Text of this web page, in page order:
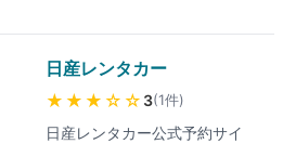
主要駅・空港近郊が中心です
を段階的にカーシェアリング拠
点へ転換しています。
Wikipedia情報では滋賀県を含
ル・ポイント還元などが特徴で
す。最新の料金は公式サイトで
ご確認ください。対応エリアは
す。多くの店舗がガソリンスタ
ンドに併設されており、約5分
で出発できる手軽さが魅力で
円〜の業界最安級水準で、公式
日産レンタカー
★★★ ☆☆ 3(1件)
日産レンタカー公式予約サイ